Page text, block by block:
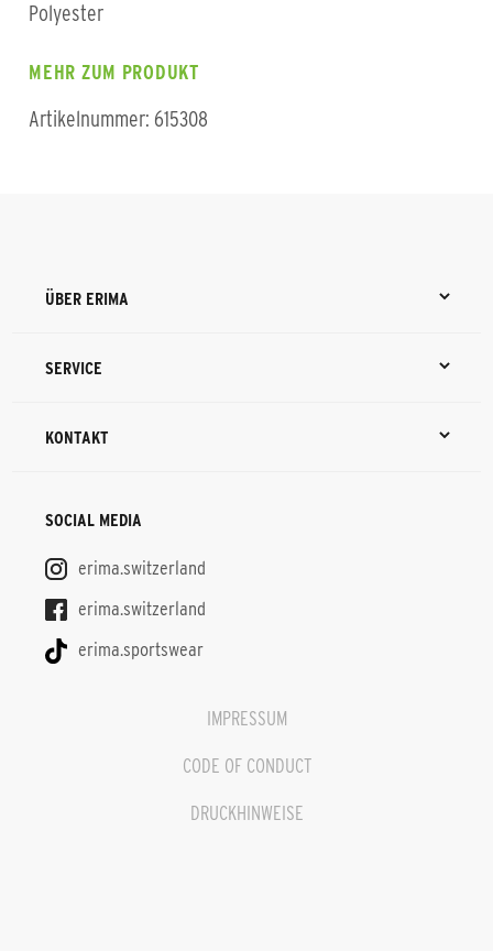
Polyester
MEHR ZUM PRODUKT
Artikelnummer: 615308
ÜBER ERIMA
SERVICE
KONTAKT
SOCIAL MEDIA
erima.switzerland
erima.switzerland
erima.sportswear
IMPRESSUM
CODE OF CONDUCT
DRUCKHINWEISE